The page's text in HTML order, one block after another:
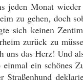
jeden Monat
zu gehen, doch
sich keinen
zurück zu
das Herz! Und
ein schönes